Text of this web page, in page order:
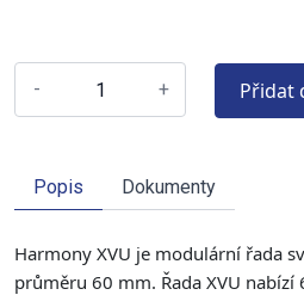
- + Přidat
Popis Dokumenty
Harmony XVU je modulární řada
průměru 60 mm. Řada XVU nabízí